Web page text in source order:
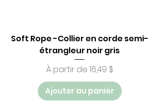
Soft Rope -Collier en corde semi-
étrangleur noir gris
À partir de 16,49 $
Prix promotionnel
Ajouter au panier